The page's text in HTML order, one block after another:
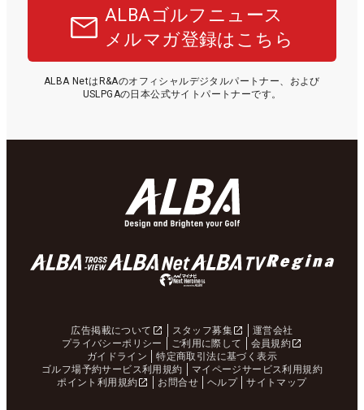
ALBAゴルフニュース
メルマガ登録はこちら
ALBA NetはR&Aのオフィシャルデジタルパートナー、および
USLPGAの日本公式サイトパートナーです。
広告掲載について スタッフ募集
運営会社
プライバシーポリシー
ご利用に際して
会員規約
ガイドライン
特定商取引法に基づく表示
ゴルフ場予約サービス利用規約
マイページサービス利用規約
ポイント利用規約
お問合せ ヘルプ サイトマップ